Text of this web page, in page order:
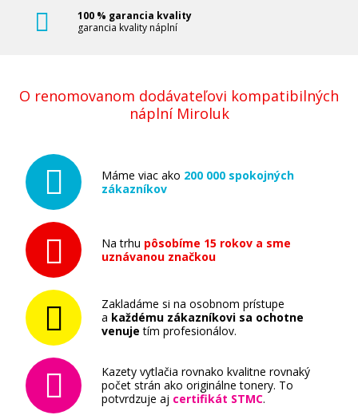
Pridať do košíka
Sada kompatibilných náplní s Canon PGI-
580XXL/CLI-581XXL BK/C/M/Y
57,90 €
Pridať do košíka
100 % garancia kvality
garancia kvality náplní
O renomovanom dodávateľovi kompatibilných
náplní Miroluk
Máme viac ako 200 000 spokojných
zákazníkov
Na trhu pôsobíme 15 rokov a sme
uznávanou značkou
Zakladáme si na osobnom prístupe
a každému zákazníkovi sa ochotne
venuje tím profesionálov.
Kazety vytlačia rovnako kvalitne rovnaký
počet strán ako originálne tonery. To
potvrdzuje aj certifikát STMC.